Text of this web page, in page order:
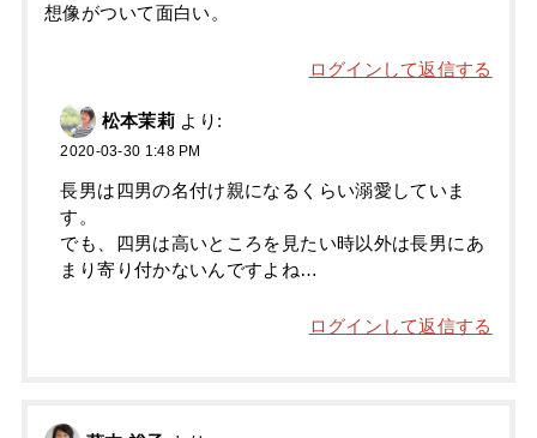
想像がついて面白い。
ログインして返信する
松本茉莉 より:
2020-03-30 1:48 PM
長男は四男の名付け親になるくらい溺愛していま
す。
でも、四男は高いところを見たい時以外は長男にあ
まり寄り付かないんですよね…
ログインして返信する